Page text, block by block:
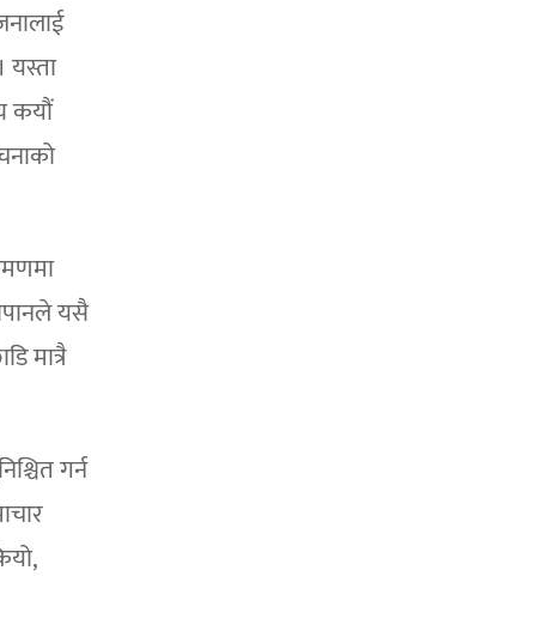
यस्ता
कयौं
यसै
मात्रै
गर्न